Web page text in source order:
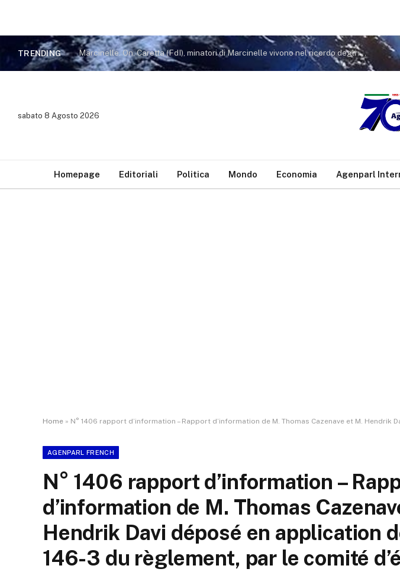
TRENDING Marcinelle. On. Caretta (FdI), minatori di Marcinelle vivono nel ricordo degli italiani
sabato 8 Agosto 2026
Homepage Editoriali Politica Mondo Economia Agenparl
Home » N° 1406 rapport d’information – Rapport d’information de M. Thomas Cazenave et M. Hendrik Davi déposé en application de l’article 146-3 du règlement, par le comité
AGENPARL FRENCH
N° 1406 rapport d’information –
d’information de M. Thomas
Hendrik Davi déposé en application
146-3 du règlement, par le comité